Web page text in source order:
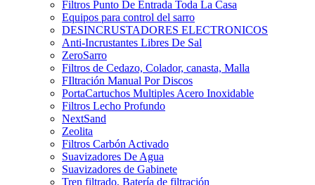
Filtros Punto De Entrada Toda La Casa
Equipos para control del sarro
DESINCRUSTADORES ELECTRONICOS
Anti-Incrustantes Libres De Sal
ZeroSarro
Filtros de Cedazo, Colador, canasta, Malla
FIltración Manual Por Discos
PortaCartuchos Multiples Acero Inoxidable
Filtros Lecho Profundo
NextSand
Zeolita
Filtros Carbón Activado
Suavizadores De Agua
Suavizadores de Gabinete
Tren filtrado, Batería de filtración